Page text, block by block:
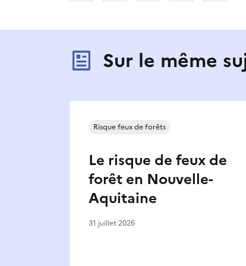
Sur le même
Le risque de feux de
forêt en Nouvelle-
Aquitaine
Risque feux de forêts
31 juillet 2026